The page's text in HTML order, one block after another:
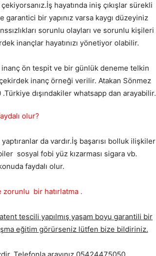
hayatında iniş çıkışlar sürekli
bir yapınız varsa kaygı düzeyiniz
sorunlu olayları ve sorunlu kişileri
inançlar hayatınızı yönetiyor olabilir.
ön tespit ve bir günlük deneme telkin
inanç örneği verilir. Atakan Sönmez
dışındakiler whatsapp dan arayabilir.
olur?
da vardır.İş başarısı bolluk ilişkiler
sosyal fobi yüz kızarması sigara vb.
faydalı olur.
zorunlu bir hatırlatma .
tescili yapılmış yaşam boyu garantili bir
eğitim görürseniz lütfen bize bildiriniz.